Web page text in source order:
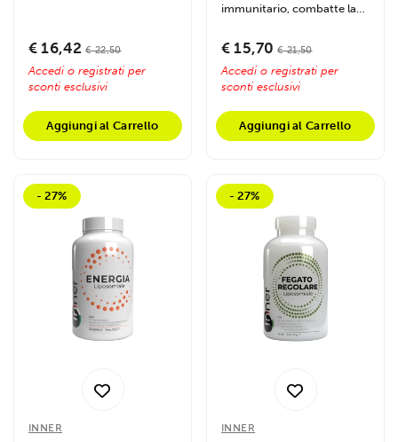
€ 16,42 € 22,50
Accedi o registrati per
sconti esclusivi
Aggiungi al Carrello
immunitario, combatte la
malanni...
€ 15,70 € 21,50
Accedi o registrati per
sconti esclusivi
Aggiungi al Carrello
- 27%
INNER
- 27%
INNER